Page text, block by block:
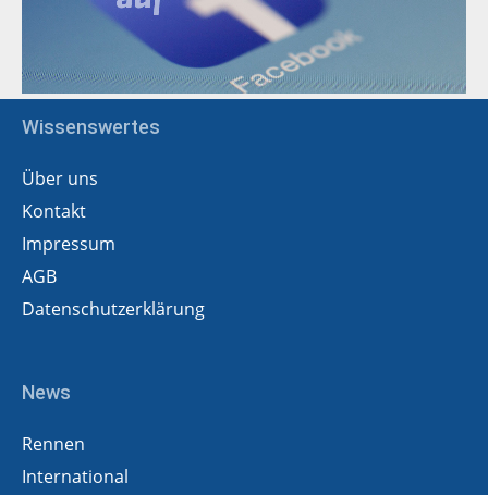
Wissenswertes
Über uns
Kontakt
Impressum
AGB
Datenschutzerklärung
News
Rennen
International